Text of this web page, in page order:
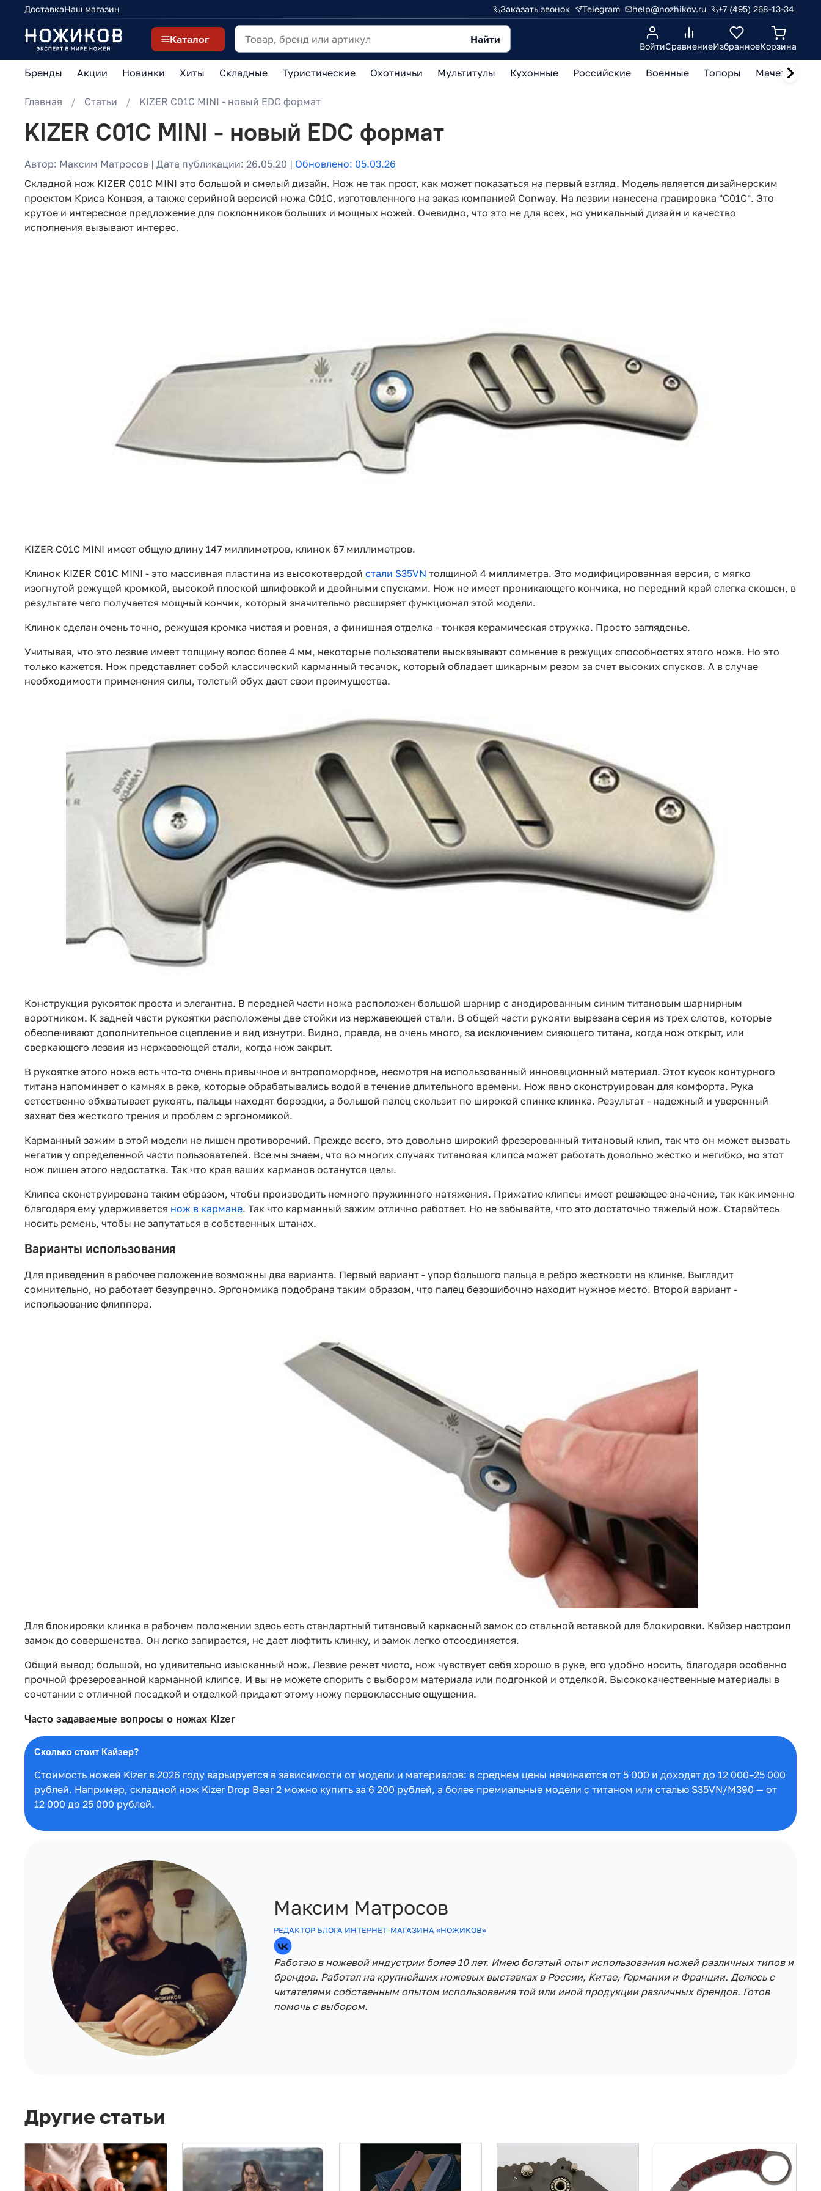
ДоставкаНаш магазин Заказать звонок Telegram help@nozhikov.ru +7 (495) 268-13-34
Каталог Найти
ВойтиСравнениеИзбранноеКорзина
Бренды Акции Новинки Хиты Складные Туристические Охотничьи Мультитулы Кухонные Российские Военные Топоры Мачете,
Главная Статьи KIZER C01C MINI - новый EDC формат
KIZER C01C MINI - новый EDC формат
Автор: Максим Матросов | Дата публикации: 26.05.20 | Обновлено: 05.03.26
Складной нож KIZER C01C MINI это большой и смелый дизайн. Нож не так прост, как может показаться на первый взгляд. Модель является дизайнерским
проектом Криса Конвэя, а также серийной версией ножа C01C, изготовленного на заказ компанией Conway. На лезвии нанесена гравировка "C01C". Это
крутое и интересное предложение для поклонников больших и мощных ножей. Очевидно, что это не для всех, но уникальный дизайн и качество
исполнения вызывают интерес.
KIZER C01C MINI имеет общую длину 147 миллиметров, клинок 67 миллиметров.
Клинок KIZER C01C MINI - это массивная пластина из высокотвердой стали S35VN толщиной 4 миллиметра. Это модифицированная версия, с мягко
изогнутой режущей кромкой, высокой плоской шлифовкой и двойными спусками. Нож не имеет проникающего кончика, но передний край слегка скошен, в
результате чего получается мощный кончик, который значительно расширяет функционал этой модели.
Клинок сделан очень точно, режущая кромка чистая и ровная, а финишная отделка - тонкая керамическая стружка. Просто загляденье.
Учитывая, что это лезвие имеет толщину волос более 4 мм, некоторые пользователи высказывают сомнение в режущих способностях этого ножа. Но это
только кажется. Нож представляет собой классический карманный тесачок, который обладает шикарным резом за счет высоких спусков. А в случае
необходимости применения силы, толстый обух дает свои преимущества.
Конструкция рукояток проста и элегантна. В передней части ножа расположен большой шарнир с анодированным синим титановым шарнирным
воротником. К задней части рукоятки расположены две стойки из нержавеющей стали. В общей части рукояти вырезана серия из трех слотов, которые
обеспечивают дополнительное сцепление и вид изнутри. Видно, правда, не очень много, за исключением сияющего титана, когда нож открыт, или
сверкающего лезвия из нержавеющей стали, когда нож закрыт.
В рукоятке этого ножа есть что-то очень привычное и антропоморфное, несмотря на использованный инновационный материал. Этот кусок контурного
титана напоминает о камнях в реке, которые обрабатывались водой в течение длительного времени. Нож явно сконструирован для комфорта. Рука
естественно обхватывает рукоять, пальцы находят бороздки, а большой палец скользит по широкой спинке клинка. Результат - надежный и уверенный
захват без жесткого трения и проблем с эргономикой.
Карманный зажим в этой модели не лишен противоречий. Прежде всего, это довольно широкий фрезерованный титановый клип, так что он может вызвать
негатив у определенной части пользователей. Все мы знаем, что во многих случаях титановая клипса может работать довольно жестко и негибко, но этот
нож лишен этого недостатка. Так что края ваших карманов останутся целы.
Клипса сконструирована таким образом, чтобы производить немного пружинного натяжения. Прижатие клипсы имеет решающее значение, так как именно
благодаря ему удерживается нож в кармане. Так что карманный зажим отлично работает. Но не забывайте, что это достаточно тяжелый нож. Старайтесь
носить ремень, чтобы не запутаться в собственных штанах.
Варианты использования
Для приведения в рабочее положение возможны два варианта. Первый вариант - упор большого пальца в ребро жесткости на клинке. Выглядит
сомнительно, но работает безупречно. Эргономика подобрана таким образом, что палец безошибочно находит нужное место. Второй вариант -
использование флиппера.
Для блокировки клинка в рабочем положении здесь есть стандартный титановый каркасный замок со стальной вставкой для блокировки. Кайзер настроил
замок до совершенства. Он легко запирается, не дает люфтить клинку, и замок легко отсоединяется.
Общий вывод: большой, но удивительно изысканный нож. Лезвие режет чисто, нож чувствует себя хорошо в руке, его удобно носить, благодаря особенно
прочной фрезерованной карманной клипсе. И вы не можете спорить с выбором материала или подгонкой и отделкой. Высококачественные материалы в
сочетании с отличной посадкой и отделкой придают этому ножу первоклассные ощущения.
Часто задаваемые вопросы о ножах Kizer
Сколько стоит Кайзер?
Стоимость ножей Kizer в 2026 году варьируется в зависимости от модели и материалов: в среднем цены начинаются от 5 000 и доходят до 12 000–25 000
рублей. Например, складной нож Kizer Drop Bear 2 можно купить за 6 200 рублей, а более премиальные модели с титаном или сталью S35VN/M390 — от
12 000 до 25 000 рублей.
Максим Матросов
РЕДАКТОР БЛОГА ИНТЕРНЕТ-МАГАЗИНА «НОЖИКОВ»
Работаю в ножевой индустрии более 10 лет. Имею богатый опыт использования ножей различных типов и
брендов. Работал на крупнейших ножевых выставках в России, Китае, Германии и Франции. Делюсь с
читателями собственным опытом использования той или иной продукции различных брендов. Готов
помочь с выбором.
Другие статьи